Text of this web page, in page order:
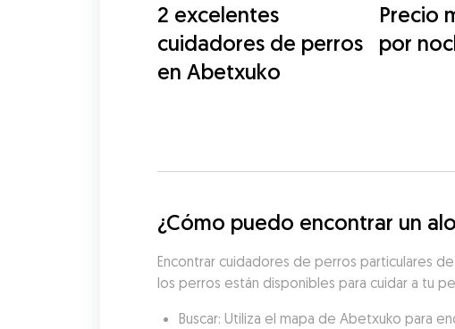
2 excelentes
cuidadores de perros
en Abetxuko
Precio
por
¿Cómo puedo encontrar un
Encontrar cuidadores de perros particulares
los perros están disponibles para cuidar a tu
Buscar: Utiliza el mapa de Abetxuko para